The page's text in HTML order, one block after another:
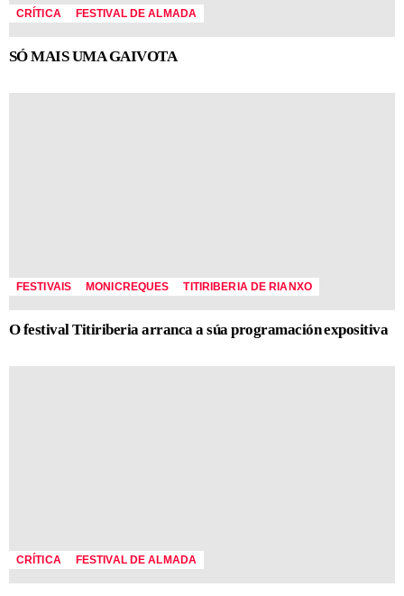
CRÍTICA FESTIVAL DE ALMADA
SÓ MAIS UMA GAIVOTA
FESTIVAIS MONICREQUES TITIRIBERIA DE RIANXO
O festival Titiriberia arranca a súa programación expositiva
CRÍTICA FESTIVAL DE ALMADA